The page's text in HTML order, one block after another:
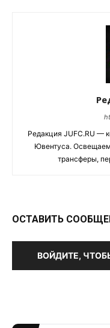
Редакция JUFC.RU —
Ювентуса.
трансферы,
ОСТАВИТЬ
ВОЙДИТЕ,